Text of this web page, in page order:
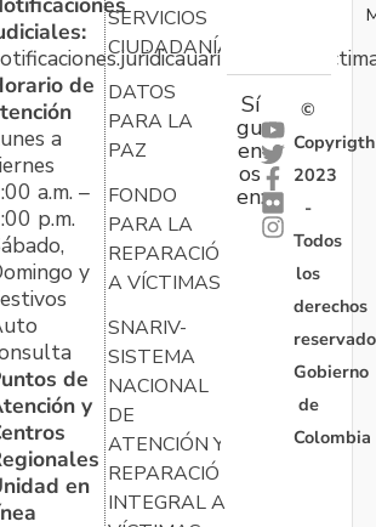
de
a
a.m. –
p.m.
y
de
y
en
SERVICIOS
CIUDADANÍA
DATOS
PARA LA
PAZ
FONDO
PARA LA
REPARACIÓN
A VÍCTIMAS
SNARIV-
SISTEMA
NACIONAL
DE
ATENCIÓN Y
REPARACIÓN
INTEGRAL A
Sí
gu
en
os
en:
©
Copyrigth
2023
-
Todos
los
derechos
Gobierno
de
Colombia